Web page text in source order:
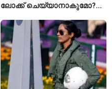
ലോക്ക് ചെയ്യാനാകുമോ?
ചട്ടങ്ങൾ ഇങ്ങനെ